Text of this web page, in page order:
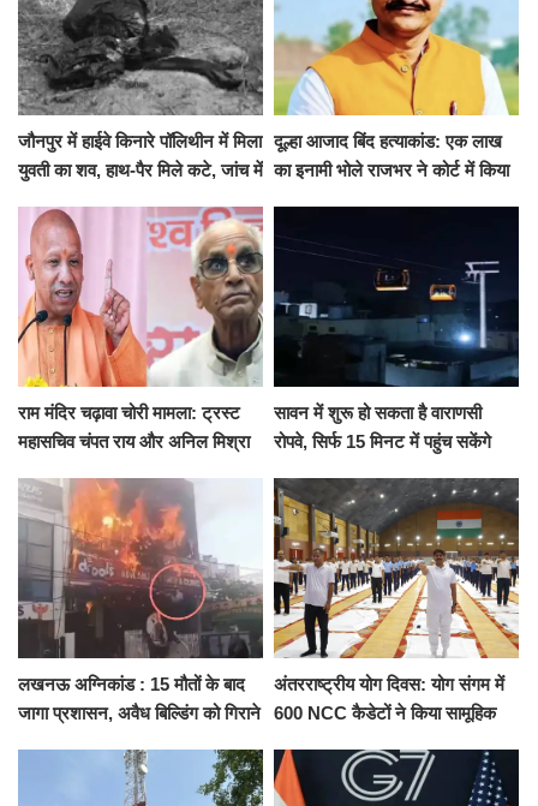
जौनपुर में हाईवे किनारे पॉलिथीन में मिला
युवती का शव, हाथ-पैर मिले कटे, जांच में
दूल्हा आजाद बिंद हत्याकांड: एक लाख
का इनामी भोले राजभर ने कोर्ट में किया
राम मंदिर चढ़ावा चोरी मामला: ट्रस्ट
महासचिव चंपत राय और अनिल मिश्रा
को नहीं...
सावन में शुरू हो सकता है वाराणसी
रोपवे, सिर्फ 15 मिनट में पहुंच सकेंगे
किराया
लखनऊ अग्निकांड : 15 मौतों के बाद
जागा प्रशासन, अवैध बिल्डिंग को गिराने
अंतरराष्ट्रीय योग दिवस: योग संगम में
600 NCC कैडेटों ने किया सामूहिक
संकल्प